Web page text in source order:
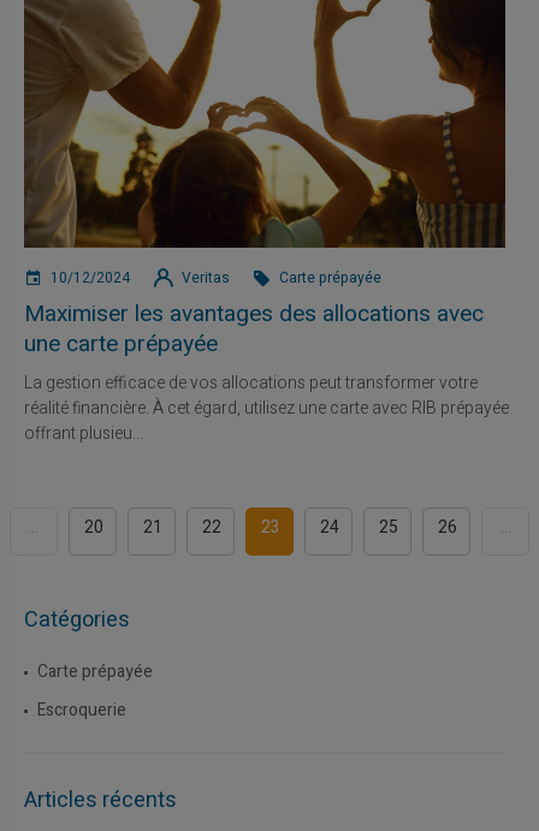
10/12/2024 Veritas Carte prépayée
Maximiser les avantages des allocations avec
une carte prépayée
La gestion efficace de vos allocations peut transformer votre
réalité financière. À cet égard, utilisez une carte avec RIB prépayée
offrant plusieu...
... 20 21 22 23 24 25 26 ...
Catégories
Carte prépayée
Escroquerie
Articles récents